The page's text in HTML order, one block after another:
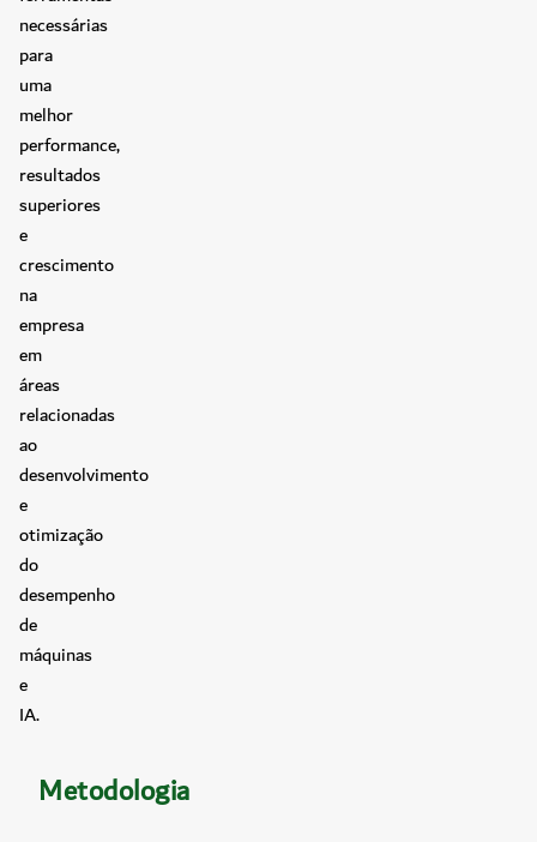
necessárias
para
uma
melhor
performance,
resultados
superiores
e
crescimento
na
empresa
em
áreas
relacionadas
ao
desenvolvimento
e
otimização
do
desempenho
de
máquinas
e
IA.
Metodologia